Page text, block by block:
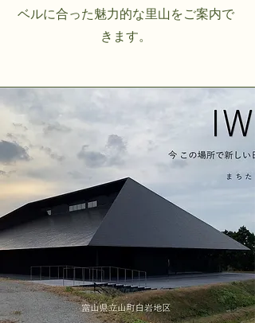
ベルに合った魅力的な里山をご案内で
きます。